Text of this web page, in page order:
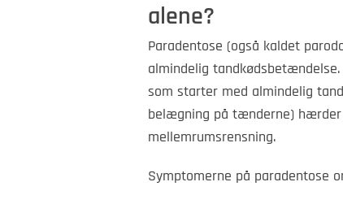
alene?
Paradentose (også kaldet
almindelig
som starter med almindelig
belægning på tænderne)
mellemrumsrensning.
Symptomerne på paradentose